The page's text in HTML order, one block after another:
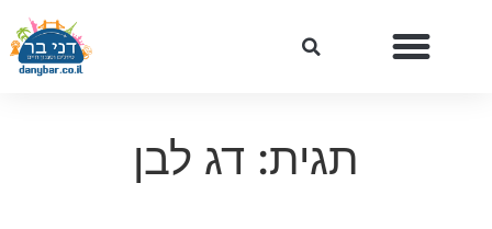
תגית: דג לבן